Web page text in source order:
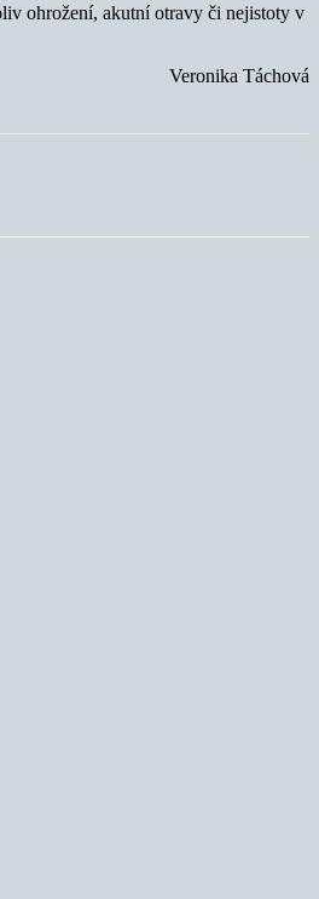
ohrožení, akutní otravy či nejistoty v
Veronika Táchová